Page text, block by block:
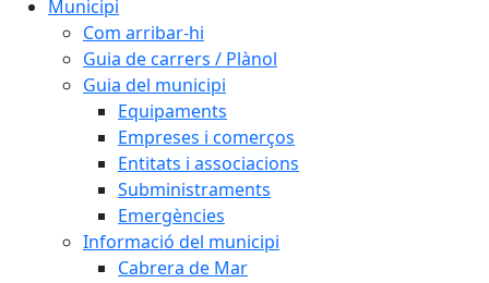
Municipi
Com arribar-hi
Guia de carrers / Plànol
Guia del municipi
Equipaments
Empreses i comerços
Entitats i associacions
Subministraments
Emergències
Informació del municipi
Cabrera de Mar